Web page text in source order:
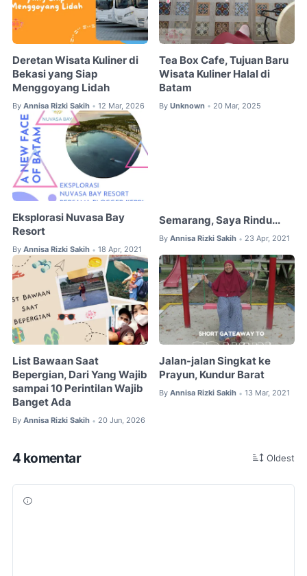
Deretan Wisata Kuliner di
Bekasi yang Siap
Menggoyang Lidah
By Annisa Rizki Sakih • 12 Mar, 2026
Tea Box Cafe, Tujuan Baru
Wisata Kuliner Halal di
Batam
By Unknown • 20 Mar, 2025
Eksplorasi Nuvasa Bay
Resort
By Annisa Rizki Sakih • 18 Apr, 2021
Semarang, Saya Rindu...
By Annisa Rizki Sakih • 23 Apr, 2021
List Bawaan Saat
Bepergian, Dari Yang Wajib
sampai 10 Perintilan Wajib
Banget Ada
By Annisa Rizki Sakih • 20 Jun, 2026
Jalan-jalan Singkat ke
Prayun, Kundur Barat
By Annisa Rizki Sakih • 13 Mar, 2021
4 komentar Oldest